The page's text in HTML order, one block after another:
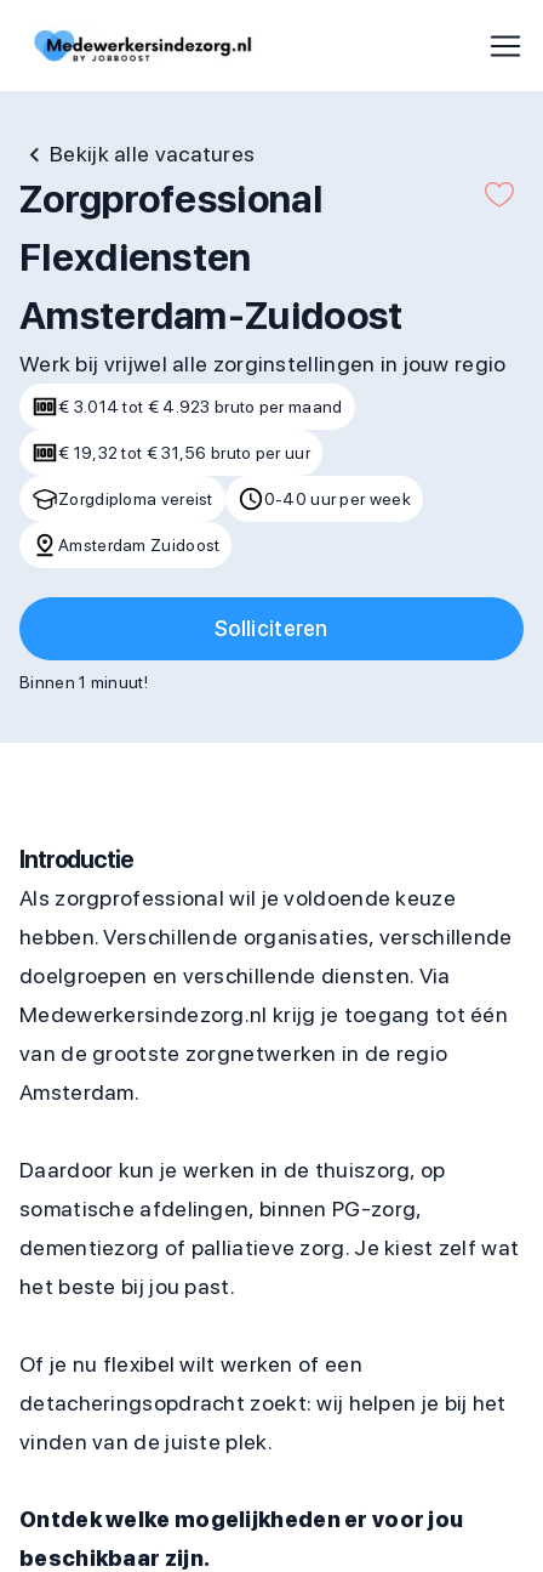
Bekijk alle vacatures
Zorgprofessional
Flexdiensten
Amsterdam-Zuidoost
Werk bij vrijwel alle zorginstellingen in jouw regio
€ 3.014 tot € 4.923 bruto per maand
€ 19,32 tot € 31,56 bruto per uur
Zorgdiploma vereist 0-40 uur per week
Amsterdam Zuidoost
Solliciteren
Binnen 1 minuut!
Introductie
Als zorgprofessional wil je voldoende keuze
hebben. Verschillende organisaties, verschillende
doelgroepen en verschillende diensten. Via
Medewerkersindezorg.nl krijg je toegang tot één
van de grootste zorgnetwerken in de regio
Amsterdam.
Daardoor kun je werken in de thuiszorg, op
somatische afdelingen, binnen PG-zorg,
dementiezorg of palliatieve zorg. Je kiest zelf wat
het beste bij jou past.
Of je nu flexibel wilt werken of een
detacheringsopdracht zoekt: wij helpen je bij het
vinden van de juiste plek.
Ontdek welke mogelijkheden er voor jou
beschikbaar zijn.